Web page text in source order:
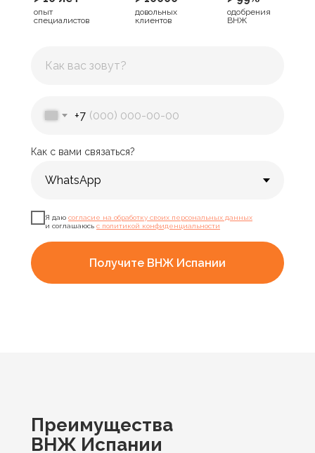
довольных
клиентов
одобрения
ВНЖ
опыт
специалистов
+7
Как с вами связаться?
Я даю согласие на обработку своих персональных данных
и соглашаюсь с политикой конфиденциальности
Получите ВНЖ Испании
Преимущества
ВНЖ Испании